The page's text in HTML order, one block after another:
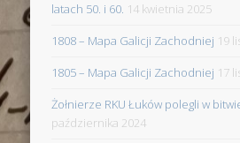
latach 50. i 60. 14 kwietnia 2025
1808 – Mapa Galicji Zachodniej 19
1805 – Mapa Galicji Zachodniej 17
Żołnierze RKU Łuków polegli w
października 2024